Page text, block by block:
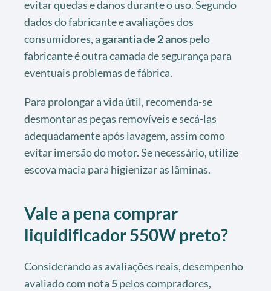
evitar quedas e danos durante o uso. Segundo
dados do fabricante e avaliações dos
consumidores, agarantia de 2 anospelo
fabricante é outra camada de segurança para
eventuais problemas de fábrica.
Para prolongar a vida útil, recomenda-se
desmontar as peças removíveis e secá-las
adequadamente após lavagem, assim como
evitar imersão do motor. Se necessário, utilize
escova macia para higienizar as lâminas.
Vale a pena comprar
liquidificador 550W preto?
Considerando as avaliações reais, desempenho
avaliado com nota 5pelos compradores,